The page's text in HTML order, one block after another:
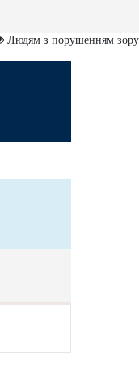
Людям з порушенням зору